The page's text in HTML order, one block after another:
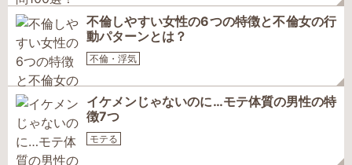
不倫しやすい女性の6つの特徴と不倫女の行
動パターンとは？
不倫・浮気
イケメンじゃないのに…モテ体質の男性の特
徴7つ
モテる